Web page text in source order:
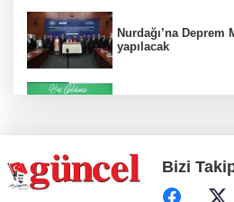
Nurdağı’na
yapılacak
Koruma altındaki
Bizi